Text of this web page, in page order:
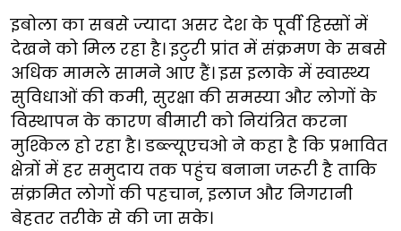
इबोला का सबसे ज्यादा असर देश के पूर्वी हिस्सों में
देखने को मिल रहा है। इटुरी प्रांत में संक्रमण के सबसे
अधिक मामले सामने आए हैं। इस इलाके में स्वास्थ्य
सुविधाओं की कमी, सुरक्षा की समस्या और लोगों के
विस्थापन के कारण बीमारी को नियंत्रित करना
मुश्किल हो रहा है। डब्ल्यूएचओ ने कहा है कि प्रभावित
क्षेत्रों में हर समुदाय तक पहुंच बनाना जरूरी है ताकि
संक्रमित लोगों की पहचान, इलाज और निगरानी
बेहतर तरीके से की जा सके।